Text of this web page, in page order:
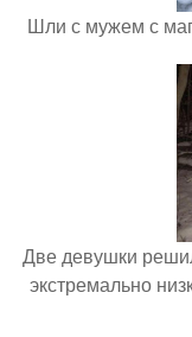
Шли с мужем с
Две девушки
экстремально